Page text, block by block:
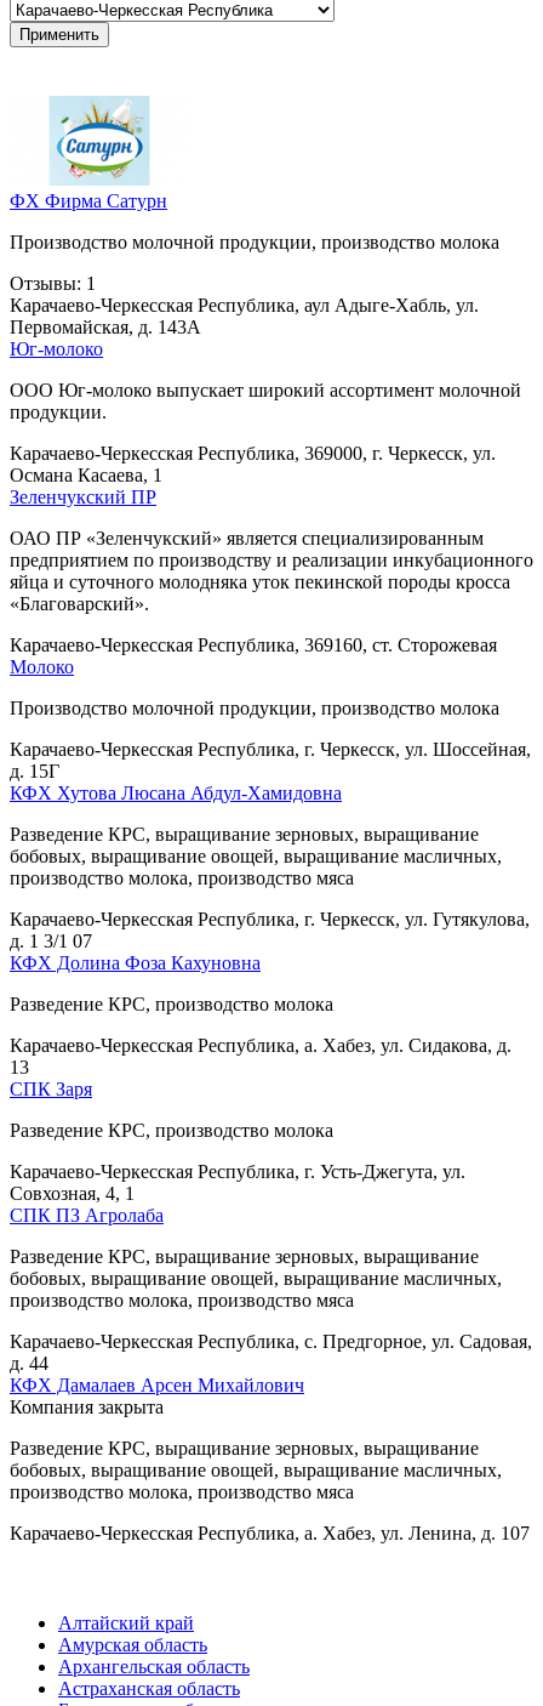
ФХ Фирма Сатурн
Производство молочной продукции, производство молока
Отзывы: 1
Карачаево-Черкесская Республика, аул Адыге-Хабль, ул.
Первомайская, д. 143А
Юг-молоко
ООО Юг-молоко выпускает широкий ассортимент молочной
продукции.
Карачаево-Черкесская Республика, 369000, г. Черкесск, ул.
Османа Касаева, 1
Зеленчукский ПР
ОАО ПР «Зеленчукский» является специализированным
предприятием по производству и реализации инкубационного
яйца и суточного молодняка уток пекинской породы кросса
«Благоварский».
Карачаево-Черкесская Республика, 369160, ст. Сторожевая
Молоко
Производство молочной продукции, производство молока
Карачаево-Черкесская Республика, г. Черкесск, ул. Шоссейная,
д. 15Г
КФХ Хутова Люсана Абдул-Хамидовна
Разведение КРС, выращивание зерновых, выращивание
бобовых, выращивание овощей, выращивание масличных,
производство молока, производство мяса
Карачаево-Черкесская Республика, г. Черкесск, ул. Гутякулова,
д. 1 3/1 07
КФХ Долина Фоза Кахуновна
Разведение КРС, производство молока
Карачаево-Черкесская Республика, а. Хабез, ул. Сидакова, д.
13
СПК Заря
Разведение КРС, производство молока
Карачаево-Черкесская Республика, г. Усть-Джегута, ул.
Совхозная, 4, 1
СПК ПЗ Агролаба
Разведение КРС, выращивание зерновых, выращивание
бобовых, выращивание овощей, выращивание масличных,
производство молока, производство мяса
Карачаево-Черкесская Республика, с. Предгорное, ул. Садовая,
д. 44
КФХ Дамалаев Арсен Михайлович
Компания закрыта
Разведение КРС, выращивание зерновых, выращивание
бобовых, выращивание овощей, выращивание масличных,
производство молока, производство мяса
Карачаево-Черкесская Республика, а. Хабез, ул. Ленина, д. 107
Алтайский край
Амурская область
Архангельская область
Астраханская область